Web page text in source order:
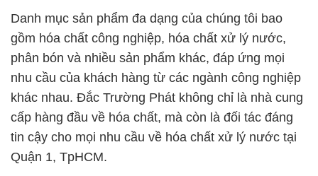
Danh mục sản phẩm đa dạng của chúng tôi bao
gồm hóa chất công nghiệp, hóa chất xử lý nước,
phân bón và nhiều sản phẩm khác, đáp ứng mọi
nhu cầu của khách hàng từ các ngành công nghiệp
khác nhau. Đắc Trường Phát không chỉ là nhà cung
cấp hàng đầu về hóa chất, mà còn là đối tác đáng
tin cậy cho mọi nhu cầu về hóa chất xử lý nước tại
Quận 1, TpHCM.